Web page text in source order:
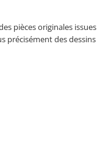
pièces originales issues
précisément des dessins